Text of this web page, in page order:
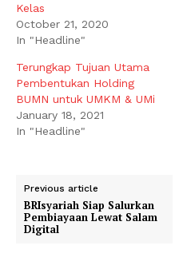
Kelas
October 21, 2020
In "Headline"
Terungkap Tujuan Utama
Pembentukan Holding
BUMN untuk UMKM & UMi
January 18, 2021
In "Headline"
Previous article
BRIsyariah Siap Salurkan
Pembiayaan Lewat Salam
Digital